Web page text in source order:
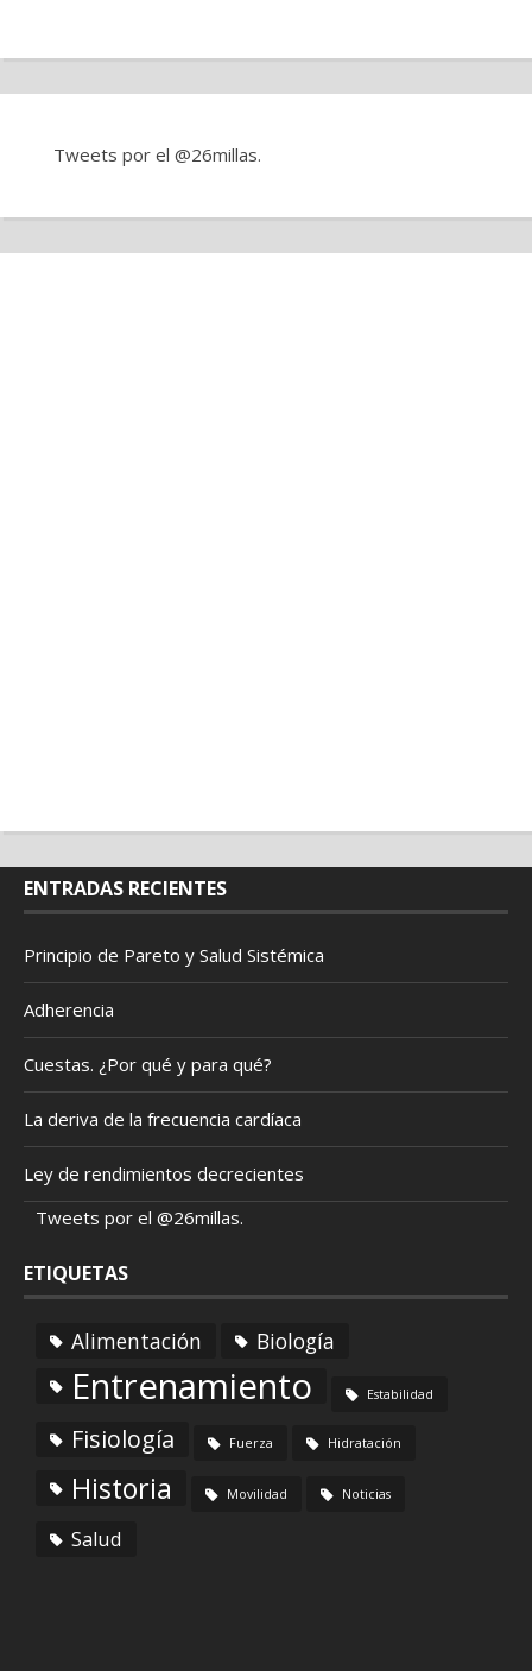
Tweets por el @26millas.
ENTRADAS RECIENTES
Principio de Pareto y Salud Sistémica
Adherencia
Cuestas. ¿Por qué y para qué?
La deriva de la frecuencia cardíaca
Ley de rendimientos decrecientes
Tweets por el @26millas.
ETIQUETAS
Alimentación Biología
Entrenamiento Estabilidad
Fisiología Fuerza Hidratación
Historia Movilidad Noticias
Salud